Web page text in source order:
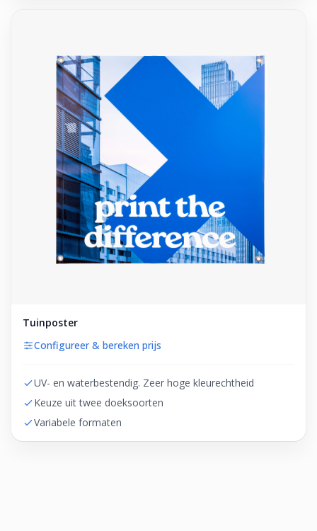
Tuinposter
Configureer & bereken prijs
UV- en waterbestendig. Zeer hoge kleurechtheid
Keuze uit twee doeksoorten
Variabele formaten